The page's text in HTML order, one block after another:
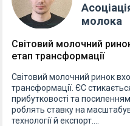
молока
Світовий молочний
етап трансформації
Світовий молочний ринок
трансформації. ЄС
прибутковості та
роблять ставку на
технології й експорт.…